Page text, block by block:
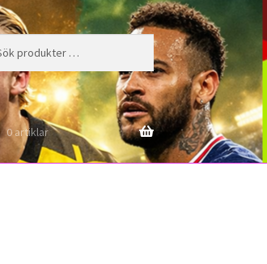
0 artiklar